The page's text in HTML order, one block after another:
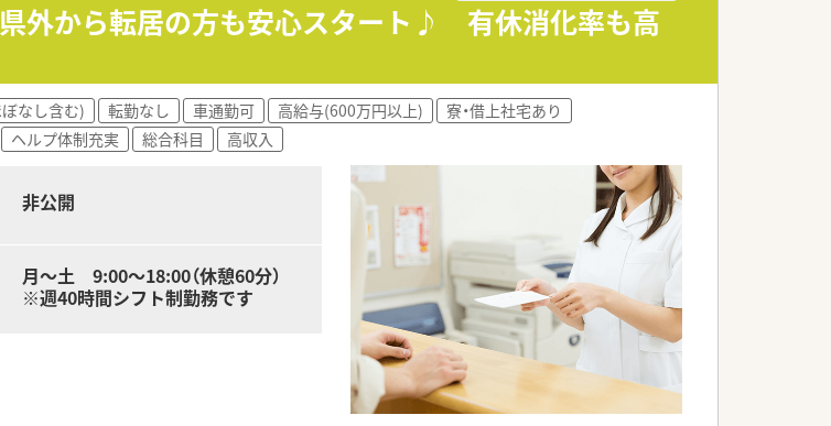
外から転居の方も安心スタート♪ 有休消化率も高
なし含む) 転勤なし 車通勤可 高給与(600万円以上)
寮・借上社宅あり
ヘルプ体制充実 総合科目 高収入
非公開
月～土 9:00～18:00（休憩60分）
※週40時間シフト制勤務です